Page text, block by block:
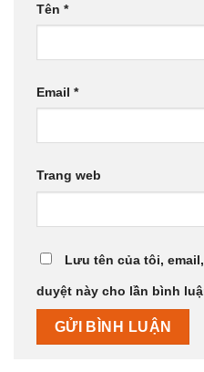
Tên *
Email *
Trang web
Lưu tên của tôi,
duyệt này cho lần bình